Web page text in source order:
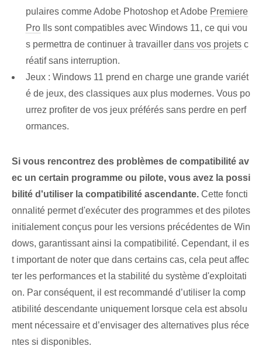
pulaires comme Adobe Photoshop et Adobe Premiere
Pro Ils sont compatibles avec Windows 11, ce qui vou
s permettra de continuer à travailler dans vos projets c
réatif sans interruption.
Jeux : Windows 11 prend en charge une grande variét
é de jeux, des classiques aux plus modernes. Vous po
urrez profiter de vos jeux préférés sans perdre en perf
ormances.
Si vous rencontrez des problèmes de compatibilité av
ec un certain programme ou pilote, vous avez la possi
bilité d'utiliser la compatibilité ascendante. Cette foncti
onnalité permet d'exécuter des programmes et des pilotes
initialement conçus pour les versions précédentes de Win
dows, garantissant ainsi la compatibilité. Cependant, il es
t important de noter que dans certains cas, cela peut affec
ter les performances et la stabilité du système d'exploitati
on. Par conséquent, il est recommandé d’utiliser la comp
atibilité descendante uniquement lorsque cela est absolu
ment nécessaire et d’envisager des alternatives plus réce
ntes si disponibles.